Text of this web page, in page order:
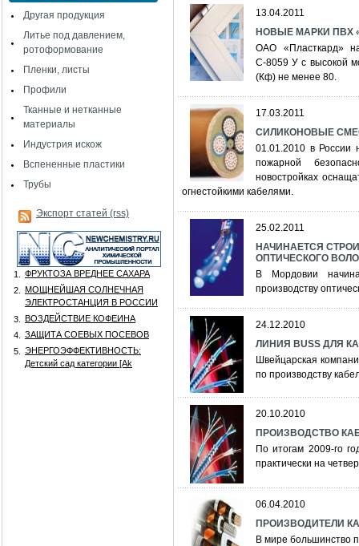
Другая продукция
Литье под давлением,
ротоформование
Пленки, листы
Профили
Тканные и нетканные
материалы
Индустрия искож
Вспененные пластики
Трубы
Экспорт статей (rss)
1.
ФРУКТОЗА ВРЕДНЕЕ САХАРА
2.
МОЩНЕЙШАЯ СОЛНЕЧНАЯ
ЭЛЕКТРОСТАНЦИЯ В РОССИИ
3.
ВОЗДЕЙСТВИЕ КОФЕИНА
4.
ЗАЩИТА СОЕВЫХ ПОСЕВОВ
5.
ЭНЕРГОЭФФЕКТИВНОСТЬ:
Детский сад категории [Аk
13.04.2011
НОВЫЕ МАРКИ ПВХ
ОАО «Пласткард»
С-8059 У с высокой
(Кф) не менее 80.
17.03.2011
СИЛИКОНОВЫЕ
01.01.2010 в России
пожарной
новостройках
огнестойкими кабелями.
25.02.2011
НАЧИНАЕТСЯ
ОПТИЧЕСКОГО
В Мордовии
производству
24.12.2010
ЛИНИЯ BUSS ДЛЯ
Швейцарская
по производству
20.10.2010
ПРОИЗВОДСТВО
По итогам 2009-го
практически на
06.04.2010
ПРОИЗВОДИТЕЛИ
В мире большинство